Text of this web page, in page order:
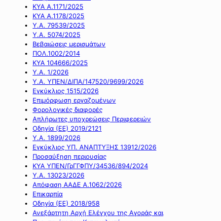
ΚΥΑ Α.1171/2025
ΚΥΑ Α.1178/2025
Υ.Α. 79539/2025
Υ.Α. 5074/2025
Βεβαιώσεις μερισμάτων
ΠΟΛ.1002/2014
ΚΥΑ 104666/2025
Υ.Α. 1/2026
Υ.Α. ΥΠΕΝ/ΔΙΠΑ/147520/9699/2026
Εγκύκλιος 1515/2026
Επιμόρφωση εργαζομένων
Φορολογικές διαφορές
Απλήρωτες υποχρεώσεις Περιφερειών
Οδηγία (ΕΕ) 2019/2121
Υ.Α. 1899/2026
Εγκύκλιος ΥΠ. ΑΝΑΠΤΥΞΗΣ 13912/2026
Προσαύξηση περιουσίας
ΚΥΑ ΥΠΕΝ/ΓρΓΓΦΠΥ/34536/894/2024
Υ.Α. 13023/2026
Απόφαση ΑΑΔΕ Α.1062/2026
Επικαρπία
Οδηγία (ΕΕ) 2018/958
Ανεξάρτητη Αρχή Ελέγχου της Αγοράς και